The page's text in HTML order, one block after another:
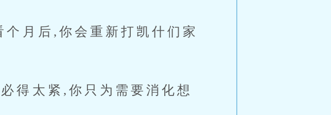
月后,你会重新打凯什们家
得太紧,你只为需要消化想